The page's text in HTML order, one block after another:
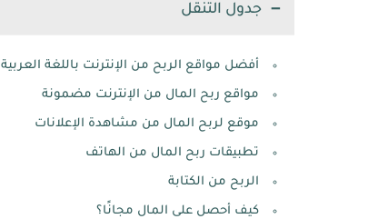
جدول التنقل
أفضل مواقع الربح من الإنترنت باللغة العربية
مواقع ربح المال من الإنترنت مضمونة
موقع لربح المال من مشاهدة الإعلانات
تطبيقات ربح المال من الهاتف
الربح من الكتابة
كيف أحصل على المال مجانًا؟